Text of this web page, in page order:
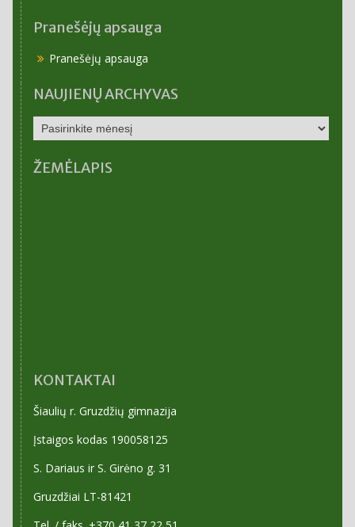
Pranešėjų apsauga
Pranešėjų apsauga
NAUJIENŲ ARCHYVAS
NAUJIENŲ
ARCHYVAS
ŽEMĖLAPIS
KONTAKTAI
Šiaulių r. Gruzdžių gimnazija
Įstaigos kodas 190058125
S. Dariaus ir S. Girėno g. 31
Gruzdžiai LT-81421